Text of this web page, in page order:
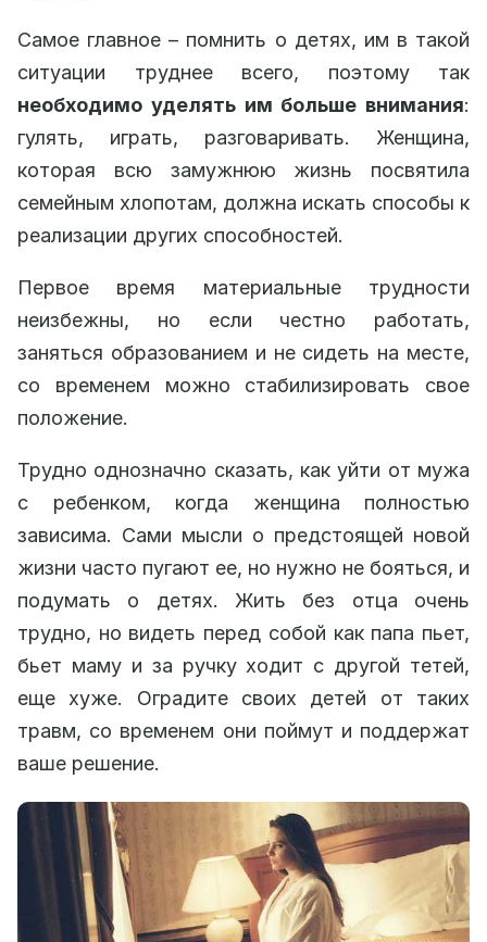
Самое главное – помнить о детях, им в такой
ситуации труднее всего, поэтому так
необходимо уделять им больше внимания:
гулять, играть, разговаривать. Женщина,
которая всю замужнюю жизнь посвятила
семейным хлопотам, должна искать способы к
реализации других способностей.
Первое время материальные трудности
неизбежны, но если честно работать,
заняться образованием и не сидеть на месте,
со временем можно стабилизировать свое
положение.
Трудно однозначно сказать, как уйти от мужа
с ребенком, когда женщина полностью
зависима. Сами мысли о предстоящей новой
жизни часто пугают ее, но нужно не бояться, и
подумать о детях. Жить без отца очень
трудно, но видеть перед собой как папа пьет,
бьет маму и за ручку ходит с другой тетей,
еще хуже. Оградите своих детей от таких
травм, со временем они поймут и поддержат
ваше решение.